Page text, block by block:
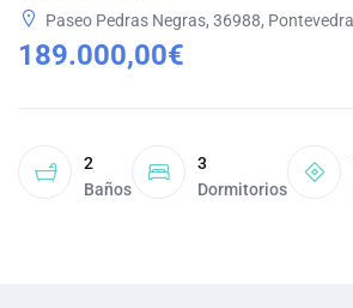
Paseo Pedras Negras, 36988,
189.000,00€
2
Baños
3
Dormitorios